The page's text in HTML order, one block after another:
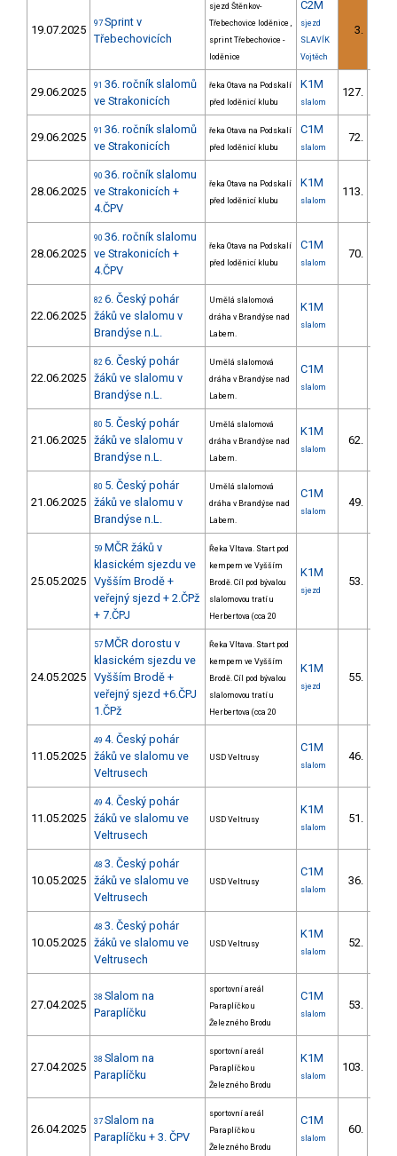
19.07.2025 97 Sprint v
Třebechovicích
sjezd Štěnkov-
Třebechovice loděnice ,
sprint Třebechovice -
loděnice
C2M
sjezd
SLAVÍK
Vojtěch
3.
29.06.2025 91 36. ročník slalomů
ve Strakonicích
řeka Otava na Podskalí
před loděnicí klubu
K1M
slalom
127.
29.06.2025 91 36. ročník slalomů
ve Strakonicích
řeka Otava na Podskalí
před loděnicí klubu
C1M
slalom
72.
28.06.2025
90 36. ročník slalomu
ve Strakonicích +
4.ČPV
řeka Otava na Podskalí
před loděnicí klubu
K1M
slalom
113.
28.06.2025
90 36. ročník slalomu
ve Strakonicích +
4.ČPV
řeka Otava na Podskalí
před loděnicí klubu
C1M
slalom
70.
22.06.2025
82 6. Český pohár
žáků ve slalomu v
Brandýse n.L.
Umělá slalomová
dráha v Brandýse nad
Labem.
K1M
slalom
22.06.2025
82 6. Český pohár
žáků ve slalomu v
Brandýse n.L.
Umělá slalomová
dráha v Brandýse nad
Labem.
C1M
slalom
21.06.2025
80 5. Český pohár
žáků ve slalomu v
Brandýse n.L.
Umělá slalomová
dráha v Brandýse nad
Labem.
K1M
slalom
62.
21.06.2025
80 5. Český pohár
žáků ve slalomu v
Brandýse n.L.
Umělá slalomová
dráha v Brandýse nad
Labem.
C1M
slalom
49.
25.05.2025
59 MČR žáků v
klasickém sjezdu ve
Vyšším Brodě +
veřejný sjezd + 2.ČPž
+ 7.ČPJ
Řeka Vltava. Start pod
kempem ve Vyšším
Brodě. Cíl pod bývalou
slalomovou tratí u
Herbertova (cca 20
K1M
sjezd
53.
24.05.2025
57 MČR dorostu v
klasickém sjezdu ve
Vyšším Brodě +
veřejný sjezd +6.ČPJ
1.ČPž
Řeka Vltava. Start pod
kempem ve Vyšším
Brodě. Cíl pod bývalou
slalomovou tratí u
Herbertova (cca 20
K1M
sjezd
55.
11.05.2025
49 4. Český pohár
žáků ve slalomu ve
Veltrusech
USD Veltrusy
C1M
slalom
46.
11.05.2025
49 4. Český pohár
žáků ve slalomu ve
Veltrusech
USD Veltrusy
K1M
slalom
51.
10.05.2025
48 3. Český pohár
žáků ve slalomu ve
Veltrusech
USD Veltrusy
C1M
slalom
36.
10.05.2025
48 3. Český pohár
žáků ve slalomu ve
Veltrusech
USD Veltrusy
K1M
slalom
52.
27.04.2025
38 Slalom na
Paraplíčku
sportovní areál
Paraplíčko u
Železného Brodu
C1M
slalom
53.
27.04.2025
38 Slalom na
Paraplíčku
sportovní areál
Paraplíčko u
Železného Brodu
K1M
slalom
103.
26.04.2025
37 Slalom na
Paraplíčku + 3. ČPV
sportovní areál
Paraplíčko u
Železného Brodu
C1M
slalom
60.